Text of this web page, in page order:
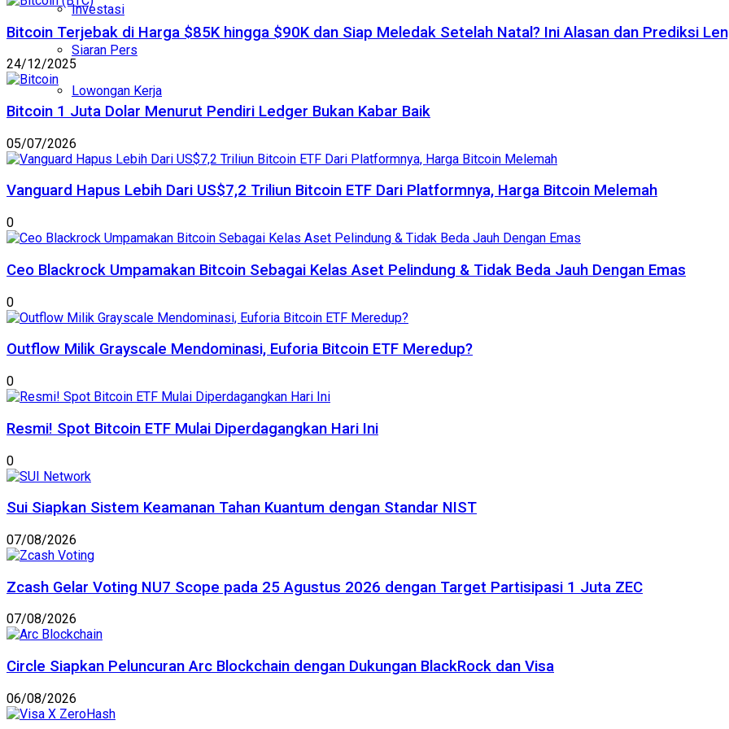
Investasi
Siaran Pers
Lowongan Kerja
Bitcoin Terjebak di Harga $85K hingga $90K dan Siap Meledak Setelah Natal? Ini Alasan dan Prediksi
24/12/2025
Bitcoin 1 Juta Dolar Menurut Pendiri Ledger Bukan Kabar Baik
05/07/2026
Vanguard Hapus Lebih Dari US$7,2 Triliun Bitcoin ETF Dari Platformnya, Harga Bitcoin Melemah
0
Ceo Blackrock Umpamakan Bitcoin Sebagai Kelas Aset Pelindung & Tidak Beda Jauh Dengan Emas
0
Outflow Milik Grayscale Mendominasi, Euforia Bitcoin ETF Meredup?
0
Resmi! Spot Bitcoin ETF Mulai Diperdagangkan Hari Ini
0
Sui Siapkan Sistem Keamanan Tahan Kuantum dengan Standar NIST
07/08/2026
Zcash Gelar Voting NU7 Scope pada 25 Agustus 2026 dengan Target Partisipasi 1 Juta ZEC
07/08/2026
Circle Siapkan Peluncuran Arc Blockchain dengan Dukungan BlackRock dan Visa
06/08/2026